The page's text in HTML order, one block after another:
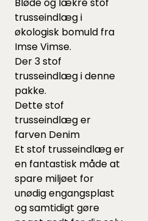
trusseindlæg i
økologisk bomuld fra
Imse Vimse.
Der 3 stof
trusseindlæg i denne
pakke.
Dette stof
trusseindlæg er
farven Denim
Et stof trusseindlæg er
en fantastisk måde at
spare miljøet for
unødig engangsplast
og samtidigt gøre